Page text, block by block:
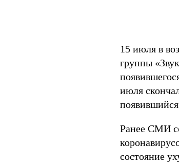
15 июля в
группы
июля
появившийся
Ранее СМИ
состояние